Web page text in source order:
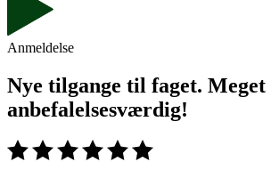
Anmeldelse
Nye tilgange til faget. Meget
anbefalelsesværdig!